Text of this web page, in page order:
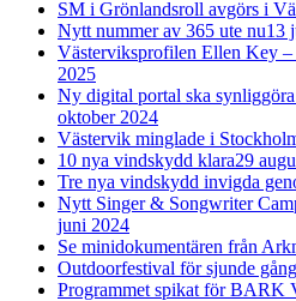
SM i Grönlandsroll avgörs i
Nytt nummer av 365 ute nu13
Västerviksprofilen Ellen Key
2025
Ny digital portal ska
oktober 2024
Västervik minglade i
10 nya vindskydd klara29
Tre nya vindskydd invigda
Nytt Singer & Songwriter
juni 2024
Se minidokumentären från
Outdoorfestival för sjunde
Programmet spikat för BARK